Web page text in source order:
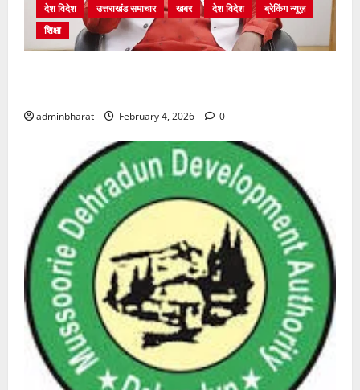
देश विदेश उत्तराखंड समाचार खबर देश विदेश
ब्रेकिंग न्यूज़
शिक्षा
adminbharat February 4, 2026 0